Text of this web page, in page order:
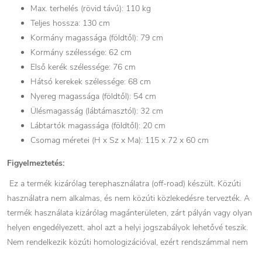
Max. terhelés (rövid távú): 110 kg
Teljes hossza: 130 cm
Kormány magassága (földtől): 79 cm
Kormány szélessége: 62 cm
Első kerék szélessége: 76 cm
Hátsó kerekek szélessége: 68 cm
Nyereg magassága (földtől): 54 cm
Ülésmagasság (lábtámasztól): 32 cm
Lábtartók magassága (földtől): 20 cm
Csomag méretei (H x Sz x Ma): 115 x 72 x 60 cm
Figyelmeztetés:
Ez a termék kizárólag terephasználatra (off-road) készült. Közúti
használatra nem alkalmas, és nem közúti közlekedésre tervezték. A
termék használata kizárólag magánterületen, zárt pályán vagy olyan
helyen engedélyezett, ahol azt a helyi jogszabályok lehetővé teszik.
Nem rendelkezik közúti homologizációval, ezért rendszámmal nem